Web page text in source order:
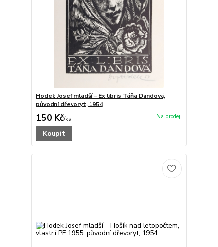
Hodek Josef mladší – Ex libris Táňa Dandová,
původní dřevoryt, 1954
150 Kč/ks
Koupit